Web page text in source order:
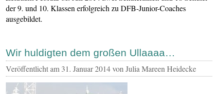
der 9. und 10. Klassen erfolgreich zu DFB-Junior-Coaches
ausgebildet.
Wir huldigten dem großen Ullaaaa…
Veröffentlicht am 31. Januar 2014von Julia Mareen Heidecke